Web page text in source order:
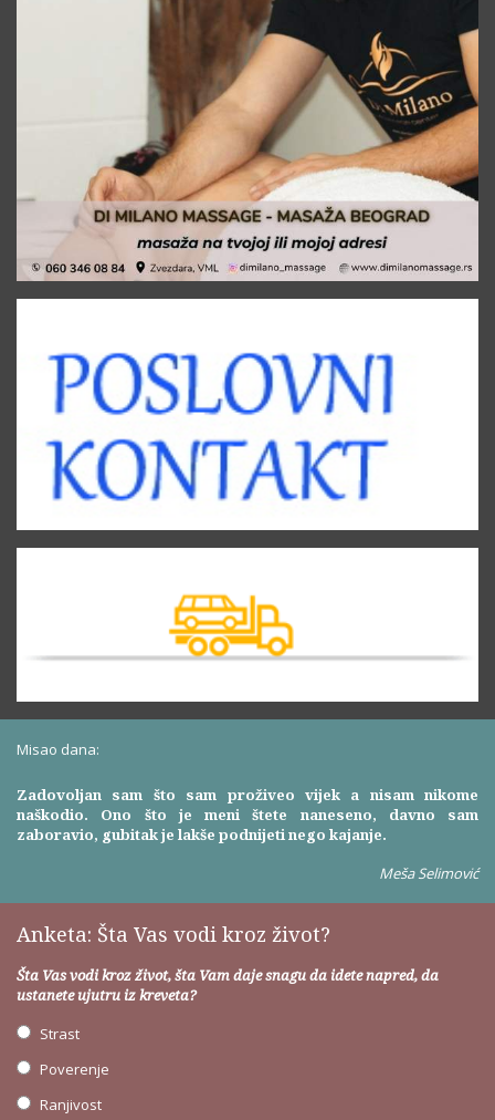
Misao dana:
Zadovoljan sam što sam proživeo vijek a nisam nikome
naškodio. Ono što je meni štete naneseno, davno sam
zaboravio, gubitak je lakše podnijeti nego kajanje.
Meša Selimović
Anketa: Šta Vas vodi kroz život?
Šta Vas vodi kroz život, šta Vam daje snagu da idete napred, da
ustanete ujutru iz kreveta?
Strast
Poverenje
Ranjivost